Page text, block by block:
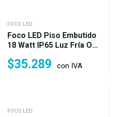
FOCO LED
Foco LED Piso Embutido
18 Watt IP65 Luz Fría O
$35.289 con IVA
FOCO LED